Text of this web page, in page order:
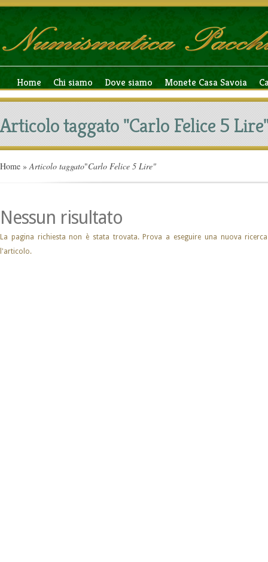
Home Chi siamo Dove siamo Monete Casa Savoia
Articolo taggato "Carlo Felice 5
Home » Articolo taggato"Carlo Felice 5 Lire"
Nessun risultato
La pagina richiesta non è stata trovata. Prova a eseguire una nuova
l'articolo.